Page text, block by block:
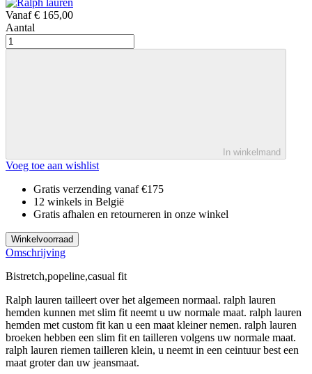
Vanaf € 165,00
Aantal
In winkelmand
Voeg toe aan wishlist
Gratis verzending vanaf €175
12 winkels in België
Gratis afhalen en retourneren in onze winkel
Winkelvoorraad
Omschrijving
Bistretch,popeline,casual fit
Ralph lauren tailleert over het algemeen normaal. ralph lauren
hemden kunnen met slim fit neemt u uw normale maat. ralph lauren
hemden met custom fit kan u een maat kleiner nemen. ralph lauren
broeken hebben een slim fit en tailleren volgens uw normale maat.
ralph lauren riemen tailleren klein, u neemt in een ceintuur best een
maat groter dan uw jeansmaat.